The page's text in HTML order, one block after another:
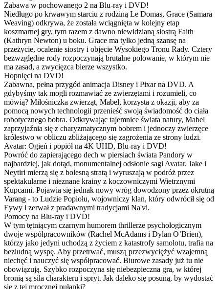
Zabawa w pochowanego 2 na Blu-ray i DVD!
Niedługo po krwawym starciu z rodziną Le Domas, Grace (Samara
Weaving) odkrywa, że została wciągnięta w kolejny etap
koszmarnej gry, tym razem z dawno niewidzianą siostrą Faith
(Kathryn Newton) u boku. Grace ma tylko jedną szansę na
przeżycie, ocalenie siostry i objęcie Wysokiego Tronu Rady. Cztery
bezwzględne rody rozpoczynają brutalne polowanie, w którym nie
ma zasad, a zwycięzca bierze wszystko.
Hopnięci na DVD!
Zabawna, pełna przygód animacja Disney i Pixar na DVD. A
gdybyśmy tak mogli rozmawiać ze zwierzętami i rozumieli, co
mówią? Miłośniczka zwierząt, Mabel, korzysta z okazji, aby za
pomocą nowych technologii przenieść swoją świadomość do ciała
robotycznego bobra. Odkrywając tajemnice świata natury, Mabel
zaprzyjaźnia się z charyzmatycznym bobrem i jednoczy zwierzęce
królestwo w obliczu zbliżającego się zagrożenia ze strony ludzi.
Avatar: Ogień i popiół na 4K UHD, Blu-ray i DVD!
Powróć do zapierającego dech w piersiach świata Pandory w
najbardziej, jak dotąd, monumentalnej odsłonie sagi Avatar. Jake i
Neytiri mierzą się z bolesną stratą i wyruszają w podróż przez
spektakularne i nieznane krainy z koczowniczymi Wietrznymi
Kupcami. Pojawia się jednak nowy wróg dowodzony przez okrutną
Varang - to Ludzie Popiołu, wojowniczy klan, który odwrócił się od
Eywy i zerwał z pradawnymi tradycjami Na'vi.
Pomocy na Blu-ray i DVD!
W tym tętniącym czarnym humorem thrillerze psychologicznym
dwoje współpracowników (Rachel McAdams i Dylan O’Brien),
którzy jako jedyni uchodzą z życiem z katastrofy samolotu, trafia na
bezludną wyspę. Aby przetrwać, muszą przezwyciężyć wzajemną
niechęć i nauczyć się współpracować. Biurowe zasady już tu nie
obowiązują. Szybko rozpoczyna się niebezpieczna gra, w której
bronią są siła charakteru i spryt. Jak daleko się posuną, by wydostać
się z tej mrocznej pułapki?